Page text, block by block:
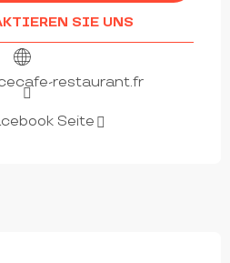
SIE UNS
restaurant.fr
Seite